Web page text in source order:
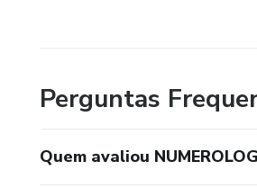
Perguntas
Quem avaliou